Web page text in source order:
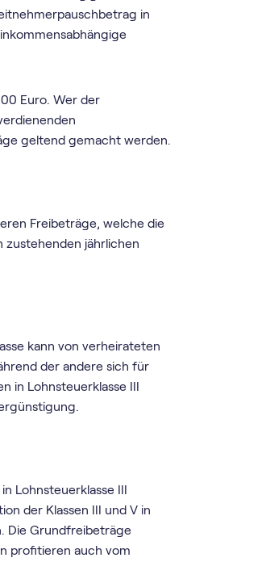
in
Euro. Wer der
geltend gemacht werden.
Freibeträge, welche die
zustehenden jährlichen
kann von verheirateten
der andere sich für
in Lohnsteuerklasse III
Lohnsteuerklasse III
der Klassen III und V in
Die Grundfreibeträge
profitieren auch vom